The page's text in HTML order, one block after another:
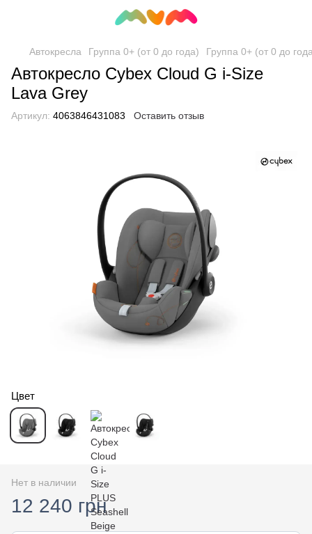
Автокресла Группа 0+ (от 0 до года) Группа 0+ (от 0 до
Автокресло Cybex Cloud G i-Size
Lava Grey
Артикул: 4063846431083 Оставить отзыв
Цвет
Нет в наличии
12 240 грн